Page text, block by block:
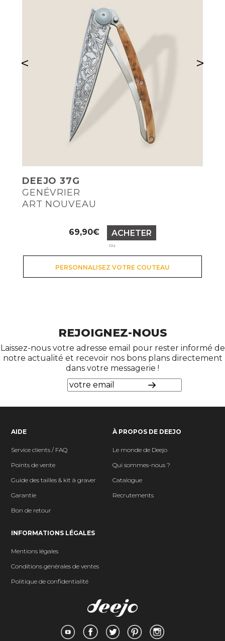
DEEJO 37G
GENÉVRIER
ART NOUVEAU
Prix
69,90€ ACHETER
ou
PERSONNALISEZ VOTRE COUTEAU
< >
REJOIGNEZ-NOUS
Laissez-nous votre adresse email pour rester informé de
notre actualité et recevoir nos bons plans directement
dans votre messagerie !
AIDE
Service clients / FAQ
Points de vente
Guide des tailles & kit à graver
Garantie
Bon de retour
À PROPOS DE DEEJO
Le monde de Deejo
Qui sommes-nous ?
Catalogue
Recrutements
INFORMATIONS LÉGALES
Mentions légales
Conditions générales de ventes
Politique de confidentialité